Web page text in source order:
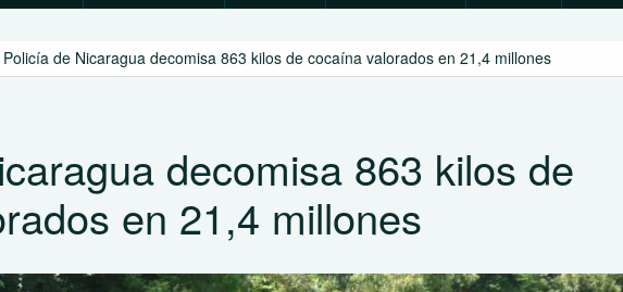
Policía de Nicaragua decomisa 863 kilos de cocaína valorados en 21,4 millones
decomisa 863 kilos de
en 21,4 millones